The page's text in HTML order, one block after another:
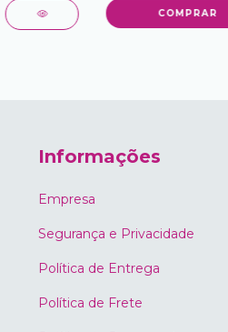
Informações
Empresa
Segurança e Privacidade
Política de Entrega
Política de Frete